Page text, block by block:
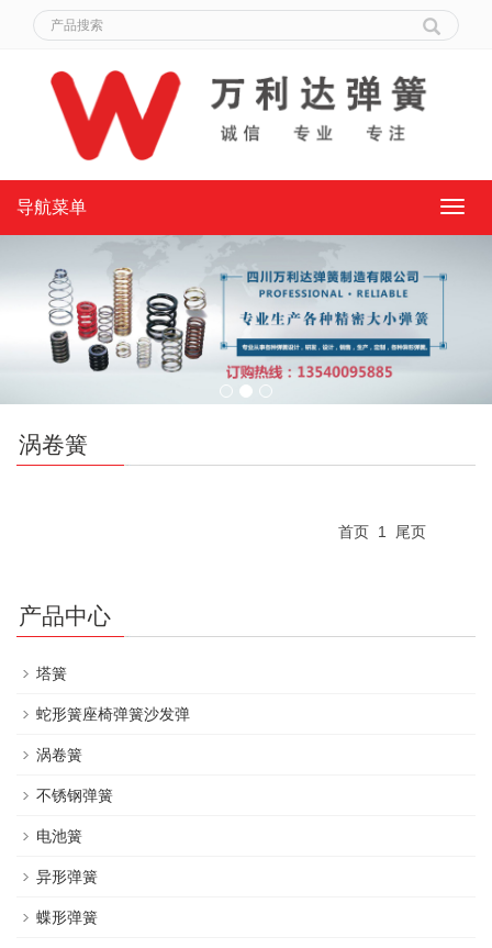
导
导航菜单
涡卷簧
首页 1 尾页
产品中心
塔簧
蛇形簧座椅弹簧沙发弹
涡卷簧
不锈钢弹簧
电池簧
异形弹簧
蝶形弹簧